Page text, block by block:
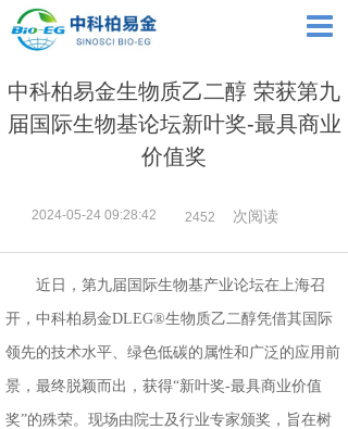
中科柏易金生物质乙二醇 荣获第九
届国际生物基论坛新叶奖-最具商业
价值奖
2024-05-24 09:28:42 2452 次阅读
近日，第九届国际生物基产业论坛在上海召
开，中科柏易金DLEG®生物质乙二醇凭借其国际
领先的技术水平、绿色低碳的属性和广泛的应用前
景，最终脱颖而出，获得“新叶奖-最具商业价值
奖”的殊荣。现场由院士及行业专家颁奖，旨在树